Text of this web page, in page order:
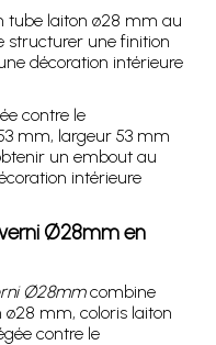
tube laiton ø28 mm au
structurer une finition
décoration intérieure
contre le
mm, largeur 53 mm
un embout au
intérieure
Ø28mm en
Ø28mmcombine
mm, coloris laiton
contre le